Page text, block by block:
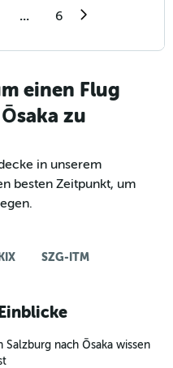
... 6
einen Flug
zu
in unserem
besten Zeitpunkt, um
SZG-ITM
nach Ōsaka wissen